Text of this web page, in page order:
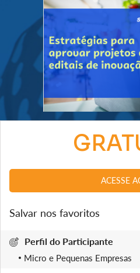
ACESSE
Salvar nos favoritos
Perfil do Participante
Micro e Pequenas Empresas